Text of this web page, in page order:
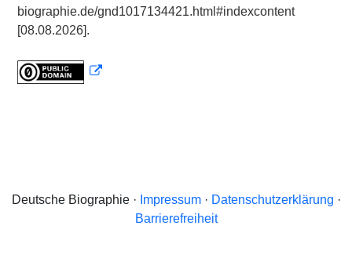
biographie.de/gnd1017134421.html#indexcontent
[08.08.2026].
Deutsche Biographie · Impressum· Datenschutzerklärung ·
Barrierefreiheit